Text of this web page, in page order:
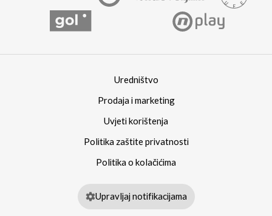
Uredništvo
Prodaja i marketing
Uvjeti korištenja
Politika zaštite privatnosti
Politika o kolačićima
Upravljaj notifikacijama